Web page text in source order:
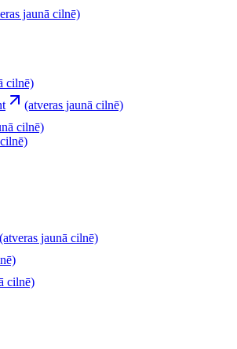
jaunā cilnē)
cilnē)
(atveras jaunā cilnē)
cilnē)
(atveras jaunā cilnē)
cilnē)